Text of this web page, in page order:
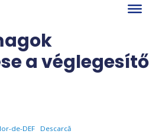
a véglegesítő
de-DEF
Descarcă